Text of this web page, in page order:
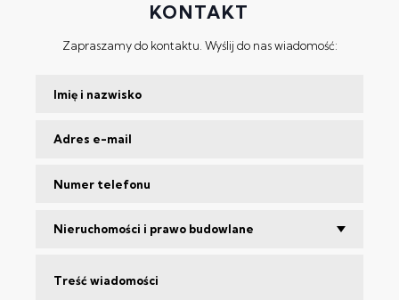
KONTAKT
Zapraszamy do kontaktu. Wyślij do nas wiadomość:
Nieruchomości i prawo budowlane